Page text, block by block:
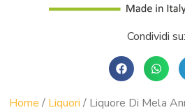
Condividi su:
Home / Liquori / Liquore Di Mela